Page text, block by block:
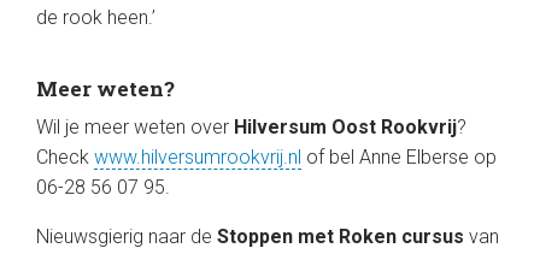
de rook heen.’
Meer weten?
Wil je meer weten over Hilversum Oost Rookvrij?
Check www.hilversumrookvrij.nl of bel Anne Elberse op
06-28 56 07 95.
Nieuwsgierig naar de Stoppen met Roken cursus van